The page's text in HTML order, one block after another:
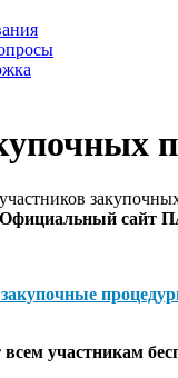
Официальный сайт
участникам